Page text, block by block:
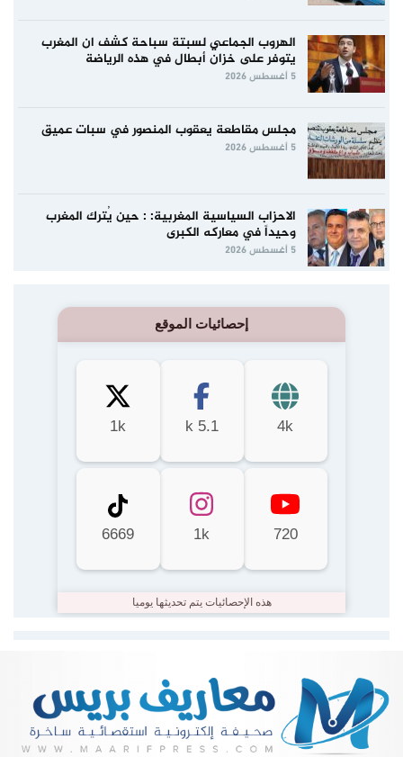
الهروب الجماعي لسبتة سباحة كشف ان المغرب
يتوفر على خزان أبطال في هذه الرياضة
5 أغسطس 2026
مجلس مقاطعة يعقوب المنصور في سبات عميق
5 أغسطس 2026
الاحزاب السياسية المغربية: : حين يُترك المغرب
وحيداً في معاركه الكبرى
5 أغسطس 2026
إحصائيات الموقع
4k
5.1 k
1k
720
1k
6669
هذه الإحصائيات يتم تحديثها يوميا